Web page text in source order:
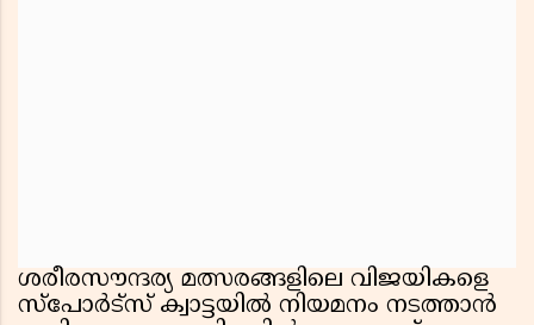
ശരീരസൗന്ദര്യ മത്സരങ്ങളിലെ വിജയികളെ
സ്പോർട്സ് ക്വാട്ടയിൽ നിയമനം നടത്താൻ